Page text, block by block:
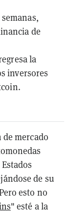
de
la
inversores
mercado
de su
esto no
" esté a la